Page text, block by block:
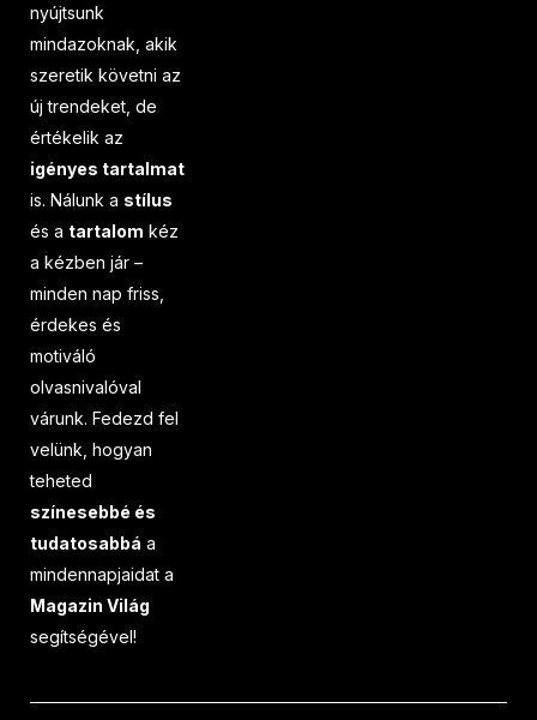
nyújtsunk
mindazoknak, akik
szeretik követni az
új trendeket, de
értékelik az
igényes tartalmat
is. Nálunk a stílus
és a tartalom kéz
a kézben jár –
minden nap friss,
érdekes és
motiváló
olvasnivalóval
várunk. Fedezd fel
velünk, hogyan
teheted
színesebbé és
tudatosabbá a
mindennapjaidat a
Magazin Világ
segítségével!